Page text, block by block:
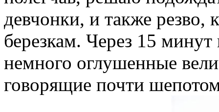
девчонки, и также резво,
березкам. Через 15
немного оглушенные
говорящие почти